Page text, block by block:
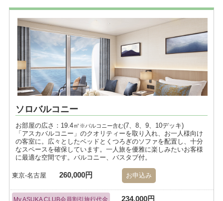
ソロバルコニー
お部屋の広さ：19.4㎡ ※バルコニー含む(7、8、9、10デッキ)
「アスカバルコニー」のクオリティーを取り入れ、お一人様向け
の客室に。広々としたベッドとくつろぎのソファを配置し、十分
なスペースを確保しています。一人旅を優雅に楽しみたいお客様
に最適な空間です。バルコニー、バスタブ付。
東京-名古屋 260,000円 お申込み
My ASUKA CLUB会員割引旅行代金 234,000円